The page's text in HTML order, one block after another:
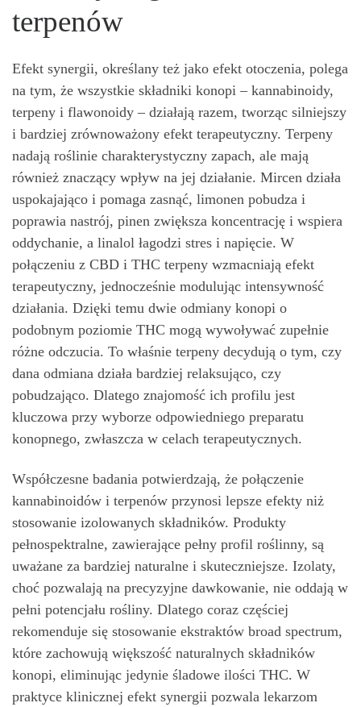
terpenów
Efekt synergii, określany też jako efekt otoczenia, polega
na tym, że wszystkie składniki konopi – kannabinoidy,
terpeny i flawonoidy – działają razem, tworząc silniejszy
i bardziej zrównoważony efekt terapeutyczny. Terpeny
nadają roślinie charakterystyczny zapach, ale mają
również znaczący wpływ na jej działanie. Mircen działa
uspokajająco i pomaga zasnąć, limonen pobudza i
poprawia nastrój, pinen zwiększa koncentrację i wspiera
oddychanie, a linalol łagodzi stres i napięcie. W
połączeniu z CBD i THC terpeny wzmacniają efekt
terapeutyczny, jednocześnie modulując intensywność
działania. Dzięki temu dwie odmiany konopi o
podobnym poziomie THC mogą wywoływać zupełnie
różne odczucia. To właśnie terpeny decydują o tym, czy
dana odmiana działa bardziej relaksująco, czy
pobudzająco. Dlatego znajomość ich profilu jest
kluczowa przy wyborze odpowiedniego preparatu
konopnego, zwłaszcza w celach terapeutycznych.
Współczesne badania potwierdzają, że połączenie
kannabinoidów i terpenów przynosi lepsze efekty niż
stosowanie izolowanych składników. Produkty
pełnospektralne, zawierające pełny profil roślinny, są
uważane za bardziej naturalne i skuteczniejsze. Izolaty,
choć pozwalają na precyzyjne dawkowanie, nie oddają w
pełni potencjału rośliny. Dlatego coraz częściej
rekomenduje się stosowanie ekstraktów broad spectrum,
które zachowują większość naturalnych składników
konopi, eliminując jedynie śladowe ilości THC. W
praktyce klinicznej efekt synergii pozwala lekarzom